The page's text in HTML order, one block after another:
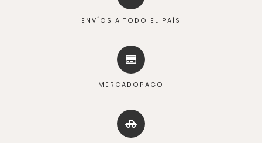
ENVÍOS A TODO EL PAÍS
MERCADOPAGO